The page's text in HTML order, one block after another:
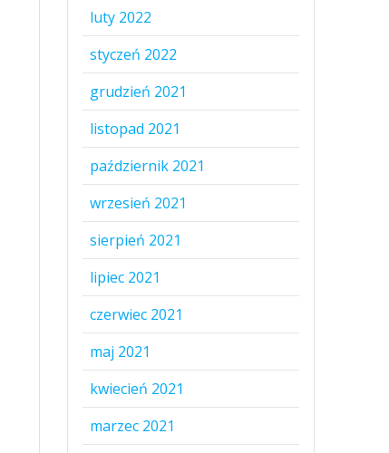
luty 2022
styczeń 2022
grudzień 2021
listopad 2021
październik 2021
wrzesień 2021
sierpień 2021
lipiec 2021
czerwiec 2021
maj 2021
kwiecień 2021
marzec 2021